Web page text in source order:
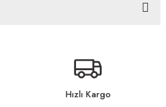
formunu kullanarak tarafımıza
için teşekkür ederiz.
Hızlı Kargo